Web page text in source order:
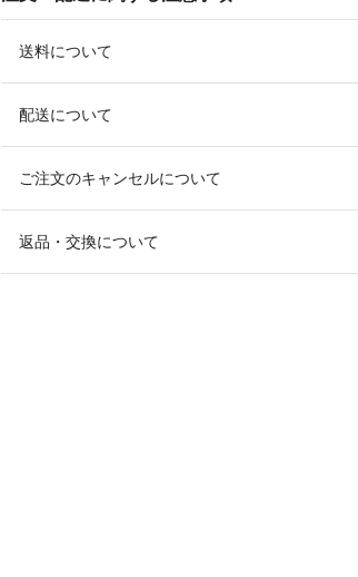
送料について
配送について
ご注文のキャンセルについて
返品・交換について